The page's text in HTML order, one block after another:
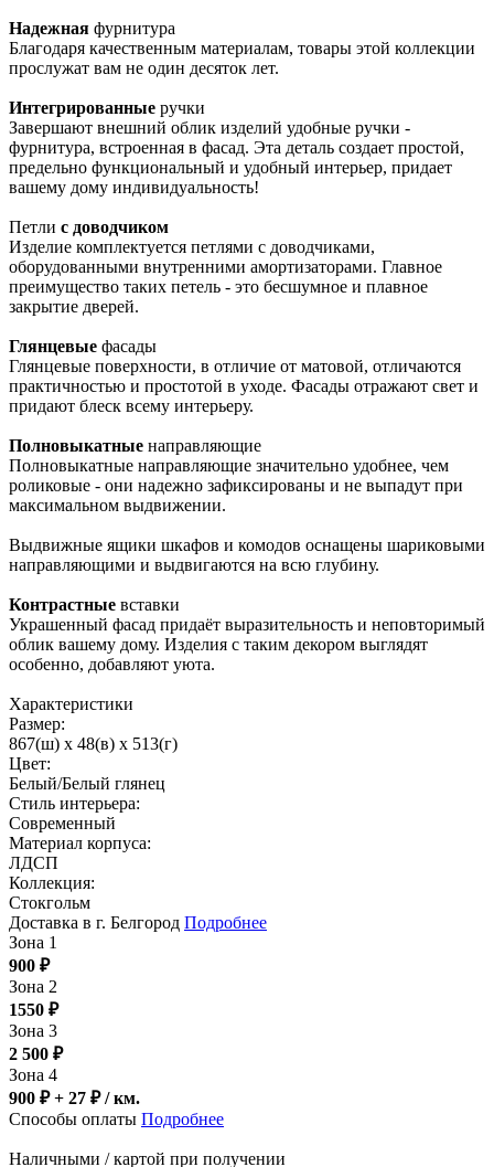
Надежная фурнитура
Благодаря качественным материалам, товары этой коллекции
прослужат вам не один десяток лет.
Интегрированные ручки
Завершают внешний облик изделий удобные ручки -
фурнитура, встроенная в фасад. Эта деталь создает простой,
предельно функциональный и удобный интерьер, придает
вашему дому индивидуальность!
Петли с доводчиком
Изделие комплектуется петлями с доводчиками,
оборудованными внутренними амортизаторами. Главное
преимущество таких петель - это бесшумное и плавное
закрытие дверей.
Глянцевые фасады
Глянцевые поверхности, в отличие от матовой, отличаются
практичностью и простотой в уходе. Фасады отражают свет и
придают блеск всему интерьеру.
Полновыкатные направляющие
Полновыкатные направляющие значительно удобнее, чем
роликовые - они надежно зафиксированы и не выпадут при
максимальном выдвижении.
Выдвижные ящики шкафов и комодов оснащены шариковыми
направляющими и выдвигаются на всю глубину.
Контрастные вставки
Украшенный фасад придаёт выразительность и неповторимый
облик вашему дому. Изделия с таким декором выглядят
особенно, добавляют уюта.
Характеристики
Размер:
867(ш) x 48(в) x 513(г)
Цвет:
Белый/Белый глянец
Стиль интерьера:
Современный
Материал корпуса:
ЛДСП
Коллекция:
Стокгольм
Доставка в г. Белгород Подробнее
Зона 1
900 ₽
Зона 2
1550 ₽
Зона 3
2 500 ₽
Зона 4
900 ₽ + 27 ₽/ км.
Способы оплаты Подробнее
Наличными / картой при получении